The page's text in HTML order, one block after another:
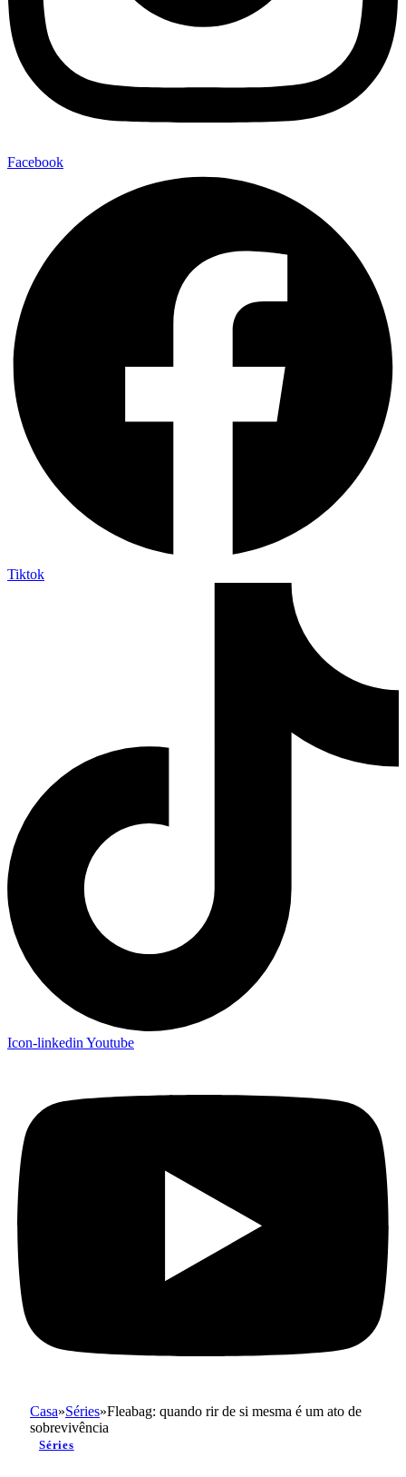
Facebook
Tiktok
Icon-linkedin Youtube
Casa»Séries»Fleabag: quando rir de si mesma é um ato de
sobrevivência
Séries